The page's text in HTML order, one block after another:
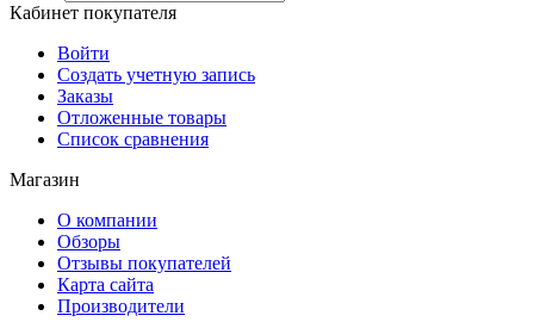
Кабинет покупателя
Войти
Создать учетную запись
Заказы
Отложенные товары
Список сравнения
Магазин
О компании
Обзоры
Отзывы покупателей
Карта сайта
Производители